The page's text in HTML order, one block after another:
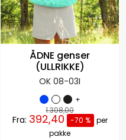
ÅDNE genser
(ULLRIKKE)
OK 08-03I
+
1.308,00
Fra: 392,40 -70 %
per
pakke